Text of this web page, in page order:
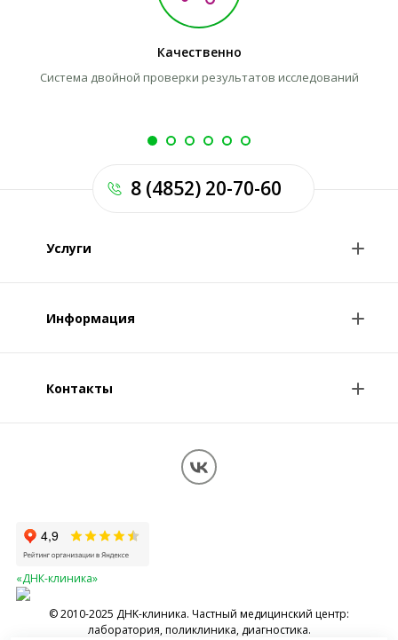
Качественно
Система двойной проверки результатов исследований
Услуги
Консультации врачей
Информация
О клинике
Обработка персональных данных
Контакты
«ДНК-клиника»
© 2010-2025 ДНK-клиника. Частный медицинский центр:
лаборатория, поликлиника, диагностика.
8 (4852) 20-70-60